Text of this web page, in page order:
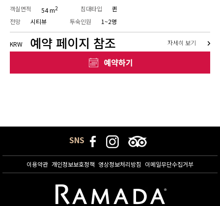
객실면적 54 m2 침대타입
퀸
전망
시티뷰 투숙인원 1~2명
KRW 예약 페이지 참조 자세히 보기
SNS
이용약관 개인정보보호정책 영상정보처리방침 이메일무단수집거부